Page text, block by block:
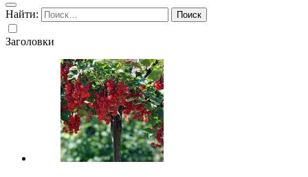
Найти:
Заголовки